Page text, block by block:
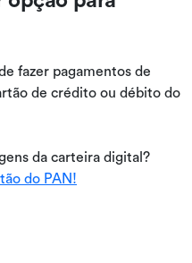
fazer pagamentos de
de crédito ou débito do
da carteira digital?
do PAN!